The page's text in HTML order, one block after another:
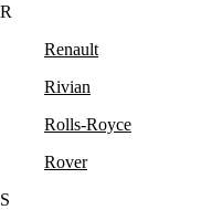
R
Renault
Rivian
Rolls-Royce
Rover
S